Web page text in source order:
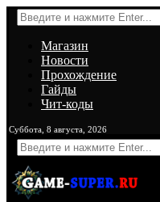
Магазин
Новости
Прохождение
Гайды
Чит-коды
Суббота, 8 августа, 2026